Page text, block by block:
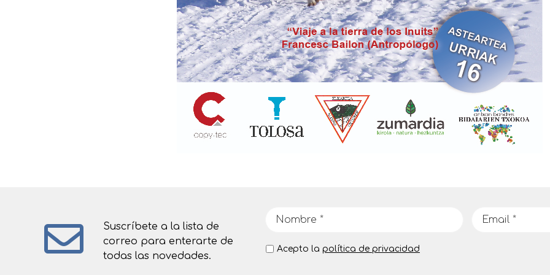
Suscríbete a la lista de
correo para enterarte de
todas las novedades.
Acepto la política de privacidad